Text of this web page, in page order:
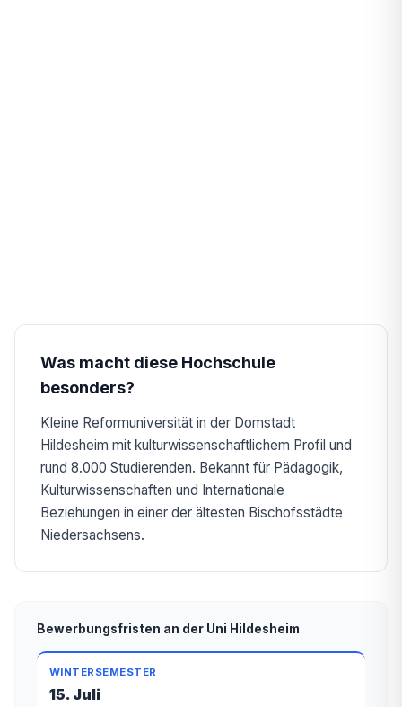
Was macht diese Hochschule
besonders?
Kleine Reformuniversität in der Domstadt
Hildesheim mit kulturwissenschaftlichem Profil und
rund 8.000 Studierenden. Bekannt für Pädagogik,
Kulturwissenschaften und Internationale
Beziehungen in einer der ältesten Bischofsstädte
Niedersachsens.
Bewerbungsfristen an der Uni Hildesheim
WINTERSEMESTER
15. Juli